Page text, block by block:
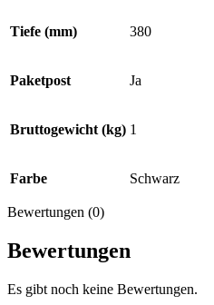
Tiefe (mm) 380
Paketpost Ja
Bruttogewicht (kg) 1
Farbe Schwarz
Bewertungen (0)
Bewertungen
Es gibt noch keine Bewertungen.